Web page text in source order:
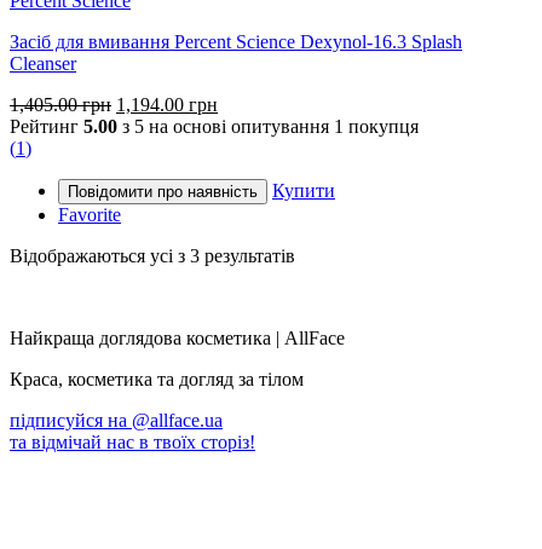
Засіб для вмивання Percent Science Dexynol-16.3 Splash
Cleanser
1,405.00грн Оригінальна
ціна:
1,194.00 грн
ціна:
Рейтинг 5.00 з 5 на основі опитування 1 покупця
(1)
Купити
Favorite
Відображаються усі з 3 результатів
Найкраща доглядова косметика | AllFace
Краса, косметика та догляд за тілом
підписуйся на @allface.ua
та відмічай нас в твоїх сторіз!